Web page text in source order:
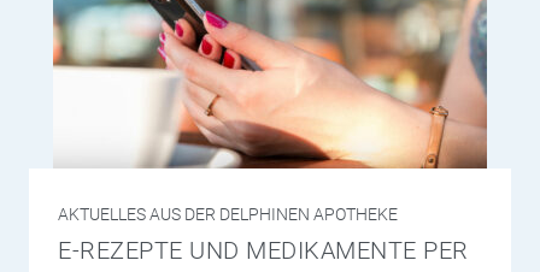
AKTUELLES AUS DER DELPHINEN APOTHEKE
E-REZEPTE UND MEDIKAMENTE PER